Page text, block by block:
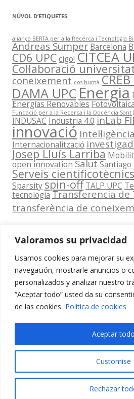
Valoramos su privacidad
Usamos cookies para mejorar su
navegación, mostrarle anuncios o
personalizados y analizar nuestro
“Aceptar todo” usted da su
de las cookies. Política de cookies
Customise
Rechazar
Aceptar todo
NÚVOL D’ETIQUETES
aliança BERTA per a la Recerca i Tecnologia
Andreas Sumper Barcelona
CD6 UPCcigo! CITCEA
Col·laboració
coneixement cos humà
DAMA UPC Energia
Energías Renovables
Fundació per a la Recerca i la Docència Sant
INDUSAC Industria 4.0 inLab
innovació
Internacionalització
Josep Lluís Larriba
open innovation SalutSantiago
Serveis cientificotècnics
Sparsityspin-off TALP UPC
tecnología Transferencia de
transferència de
Contacta
amb
nosaltres
Edifici
Girona 1-3
Barcelona
+34
03